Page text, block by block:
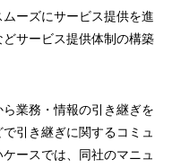
ーズにサービス提供を進
サービス提供体制の構築
業務・情報の引き継ぎを
引き継ぎに関するコミュ
ースでは、同社のマニュ